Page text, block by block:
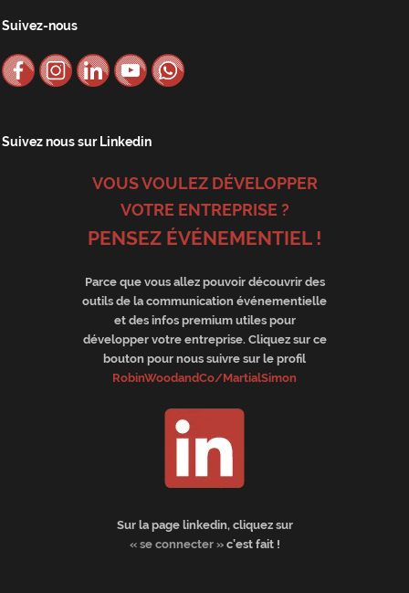
Suivez-nous
Suivez nous sur Linkedin
VOUS VOULEZ DÉVELOPPER
VOTRE ENTREPRISE ?
PENSEZ ÉVÉNEMENTIEL !
Parce que vous allez pouvoir découvrir des
outils de la communication événementielle
et des infos premium utiles pour
développer votre entreprise. Cliquez sur ce
bouton pour nous suivre sur le profil
RobinWoodandCo/MartialSimon
Sur la page linkedin, cliquez sur
« se connecter »c’est fait !